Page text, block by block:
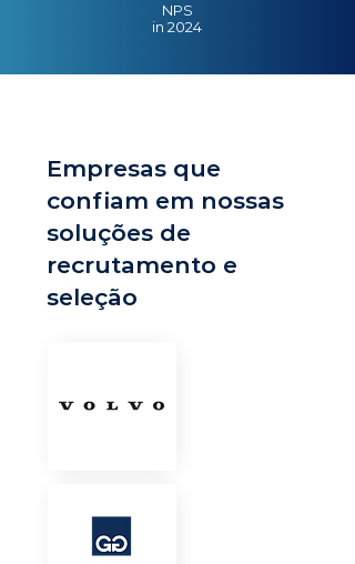
NPS
in 2024
Empresas que
confiam em nossas
soluções de
recrutamento e
seleção